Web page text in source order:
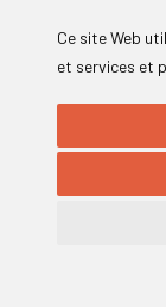
Ce site Web
et services et